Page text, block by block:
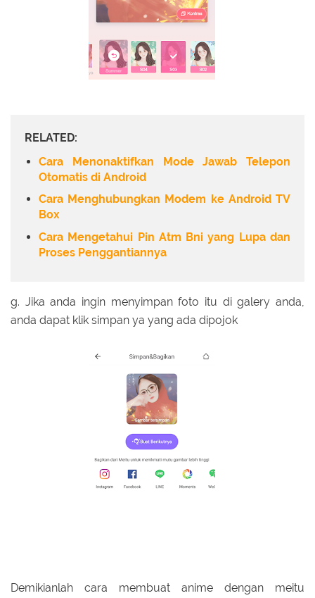
RELATED:
Cara Menonaktifkan Mode Jawab Telepon
Otomatis di Android
Cara Menghubungkan Modem ke Android TV
Box
Cara Mengetahui Pin Atm Bni yang Lupa dan
Proses Penggantiannya
g. Jika anda ingin menyimpan foto itu di galery anda,
anda dapat klik simpan ya yang ada dipojok
Demikianlah cara membuat anime dengan meitu